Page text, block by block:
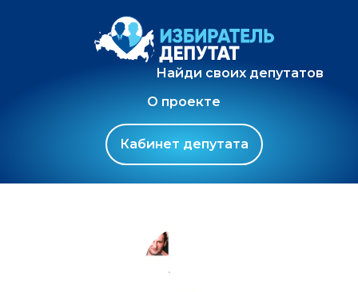
Найди своих депутатов
О проекте
Кабинет депутата